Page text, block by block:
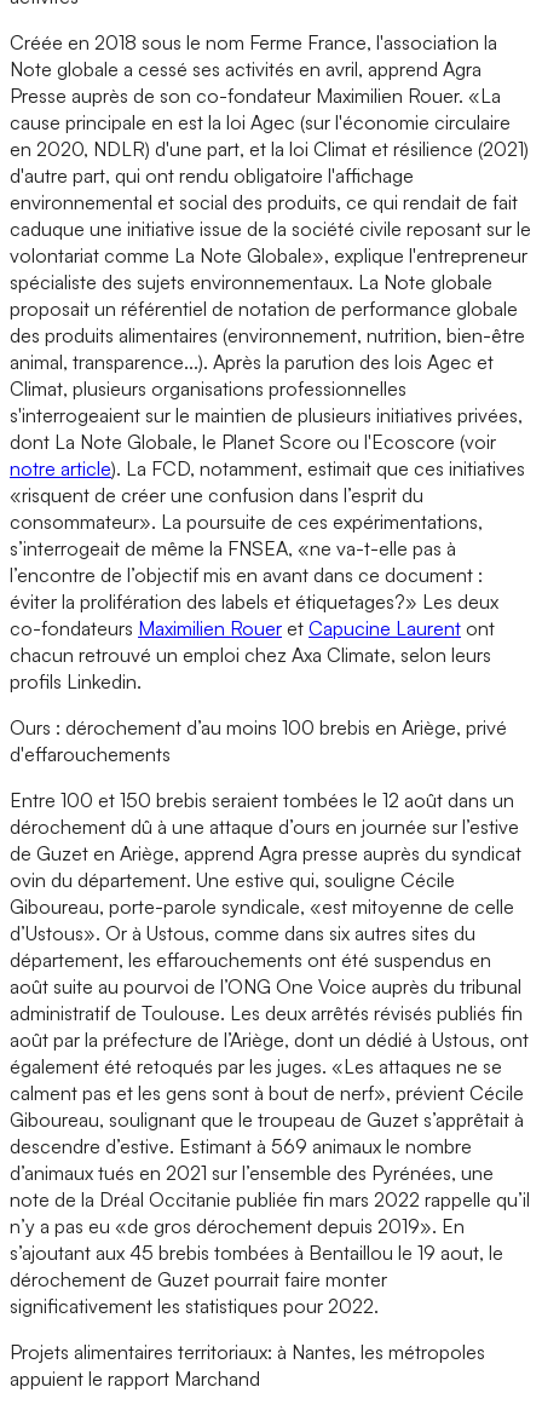
Créée en 2018 sous le nom Ferme France, l'association la
Note globale a cessé ses activités en avril, apprend Agra
Presse auprès de son co-fondateur Maximilien Rouer. «La
cause principale en est la loi Agec (sur l'économie circulaire
en 2020, NDLR) d'une part, et la loi Climat et résilience (2021)
d'autre part, qui ont rendu obligatoire l'affichage
environnemental et social des produits, ce qui rendait de fait
caduque une initiative issue de la société civile reposant sur le
volontariat comme La Note Globale», explique l'entrepreneur
spécialiste des sujets environnementaux. La Note globale
proposait un référentiel de notation de performance globale
des produits alimentaires (environnement, nutrition, bien-être
animal, transparence...). Après la parution des lois Agec et
Climat, plusieurs organisations professionnelles
s'interrogeaient sur le maintien de plusieurs initiatives privées,
dont La Note Globale, le Planet Score ou l'Ecoscore (voir
notre article). La FCD, notamment, estimait que ces initiatives
«risquent de créer une confusion dans l’esprit du
consommateur». La poursuite de ces expérimentations,
s’interrogeait de même la FNSEA, «ne va-t-elle pas à
l’encontre de l’objectif mis en avant dans ce document :
éviter la prolifération des labels et étiquetages?» Les deux
co-fondateurs Maximilien Rouer et Capucine Laurent ont
chacun retrouvé un emploi chez Axa Climate, selon leurs
profils Linkedin.
Ours : dérochement d’au moins 100 brebis en Ariège, privé
d'effarouchements
Entre 100 et 150 brebis seraient tombées le 12 août dans un
dérochement dû à une attaque d’ours en journée sur l’estive
de Guzet en Ariège, apprend Agra presse auprès du syndicat
ovin du département. Une estive qui, souligne Cécile
Giboureau, porte-parole syndicale, «est mitoyenne de celle
d’Ustous». Or à Ustous, comme dans six autres sites du
département, les effarouchements ont été suspendus en
août suite au pourvoi de l’ONG One Voice auprès du tribunal
administratif de Toulouse. Les deux arrêtés révisés publiés fin
août par la préfecture de l’Ariège, dont un dédié à Ustous, ont
également été retoqués par les juges. «Les attaques ne se
calment pas et les gens sont à bout de nerf», prévient Cécile
Giboureau, soulignant que le troupeau de Guzet s’apprêtait à
descendre d’estive. Estimant à 569 animaux le nombre
d’animaux tués en 2021 sur l’ensemble des Pyrénées, une
note de la Dréal Occitanie publiée fin mars 2022 rappelle qu’il
n’y a pas eu «de gros dérochement depuis 2019». En
s’ajoutant aux 45 brebis tombées à Bentaillou le 19 aout, le
dérochement de Guzet pourrait faire monter
significativement les statistiques pour 2022.
Projets alimentaires territoriaux: à Nantes, les métropoles
appuient le rapport Marchand